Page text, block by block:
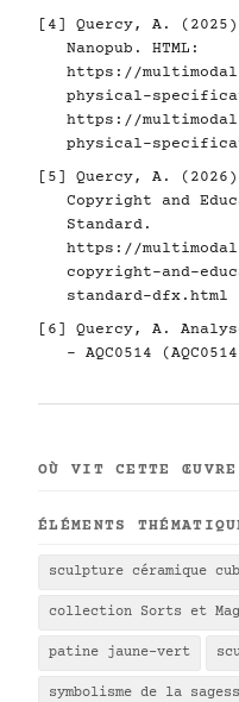
[4]
Quercy, A.
Nanopub. HTML:
https://
physical-
https://
physical-
[5]
Quercy, A. (2026).
Copyright and
Standard.
https://
copyright-and-
standard-dfx.html
[6]
Quercy, A.
- AQC0514
OÙ VIT CETTE ŒUVRE
ÉLÉMENTS
sculpture céramique
collection Sorts et
patine jaune-vert
symbolisme de la